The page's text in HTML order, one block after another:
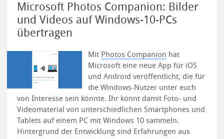
Microsoft Photos Companion: Bilder
und Videos auf Windows-10-PCs
übertragen
Mit Photos Companion hat
Microsoft eine neue App für iOS
und Android veröffentlicht, die für
die Windows-Nutzer unter euch
von Interesse sein könnte. Ihr könnt damit Foto- und
Videomaterial von unterschiedlichen Smartphones und
Tablets auf einem PC mit Windows 10 sammeln.
Hintergrund der Entwicklung sind Erfahrungen aus